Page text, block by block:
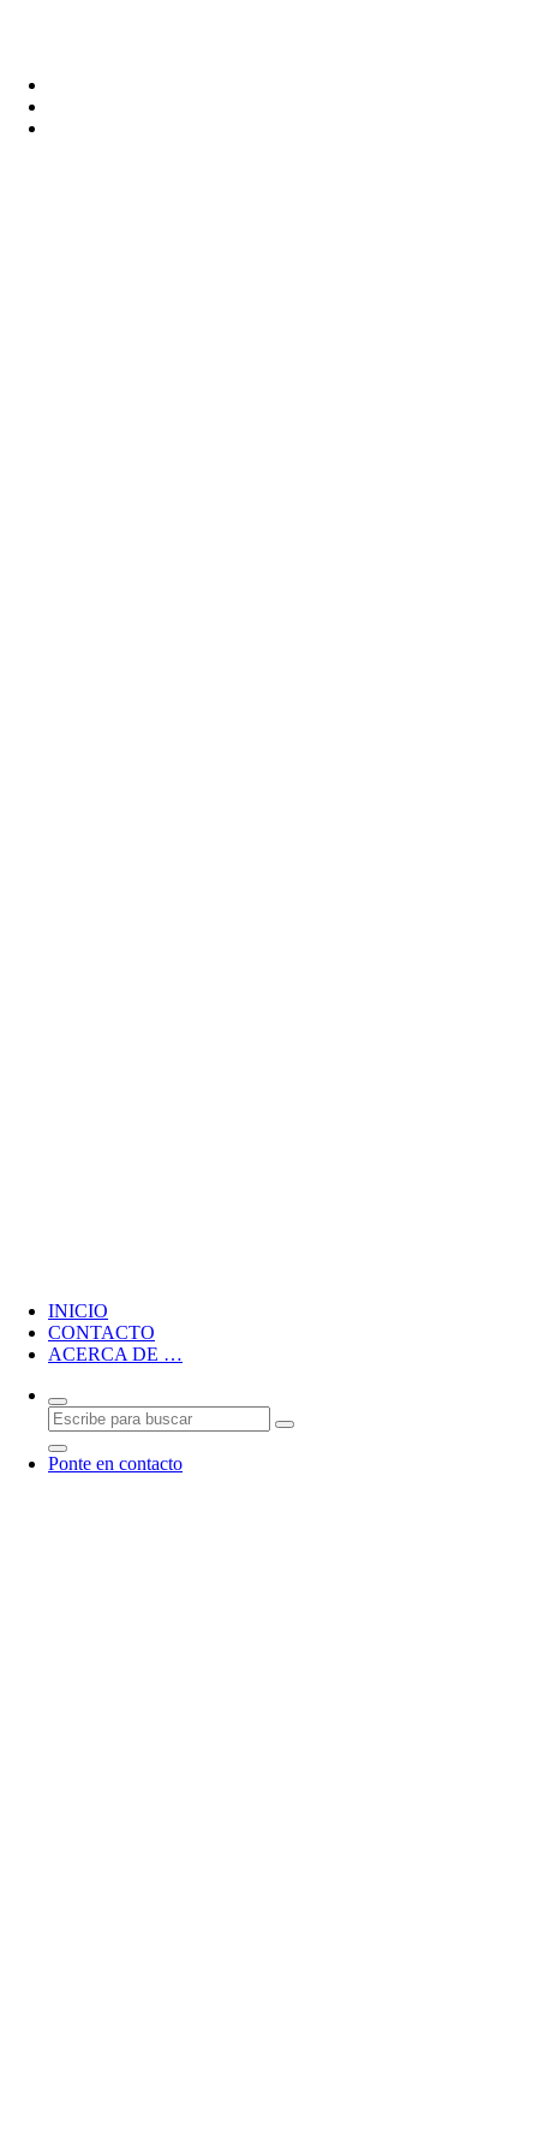
contenido
INICIO
CONTACTO
ACERCA DE …
Ponte en contacto